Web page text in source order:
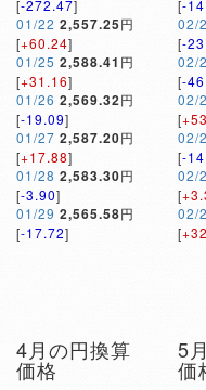
[-272.47]
01/22 2,557.25円
[+60.24]
01/25 2,588.41 円
[+31.16]
01/26 2,569.32円
[-19.09]
01/27 2,587.20円
[+17.88]
01/28 2,583.30円
[-3.90]
01/29 2,565.58円
[-17.72]
[-
02/
[-
02/
[-
02/
[
02/
[-
02/
[
02/
[
4月の円換算
価格
5
価